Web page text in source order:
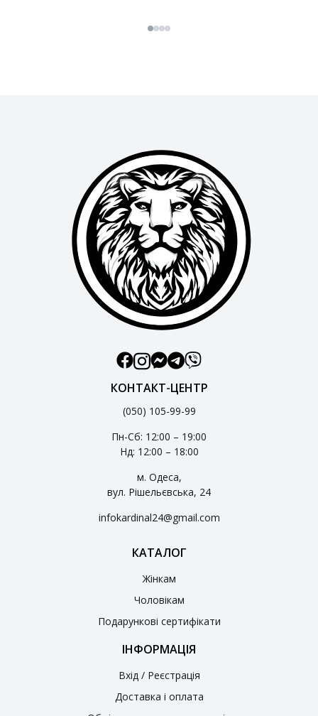
КОНТАКТ-ЦЕНТР
(050) 105-99-99
Пн-Сб: 12:00 – 19:00
Нд: 12:00 – 18:00
м. Одеса,
вул. Рішельєвська, 24
infokardinal24@gmail.com
КАТАЛОГ
Жінкам
Чоловікам
Подарункові сертифікати
ІНФОРМАЦІЯ
Вхід / Реєстрація
Доставка і оплата